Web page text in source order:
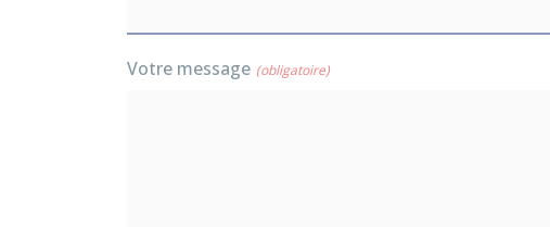
Votre message (obligatoire)